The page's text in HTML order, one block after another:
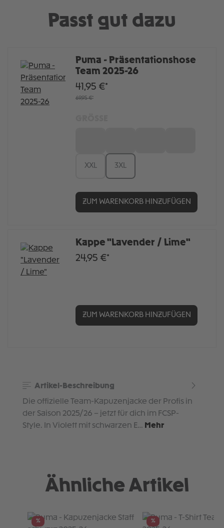
Passt gut dazu
Puma - Präsentationshose
Team 2025-26
41,95 €*
69,95 €*
XXL 3XL
ZUM WARENKORB HINZUFÜGEN
Kappe "Lavender / Lime"
24,95 €*
ZUM WARENKORB HINZUFÜGEN
Artikel-Beschreibung
Die offizielle Team-Kapuzenjacke der Profis in
der Saison 2025/26 – jetzt für dich im FCSP-
Style. In Violett mit schwarzen E… Mehr
Ähnliche Artikel
Produktgalerie überspringen
% %